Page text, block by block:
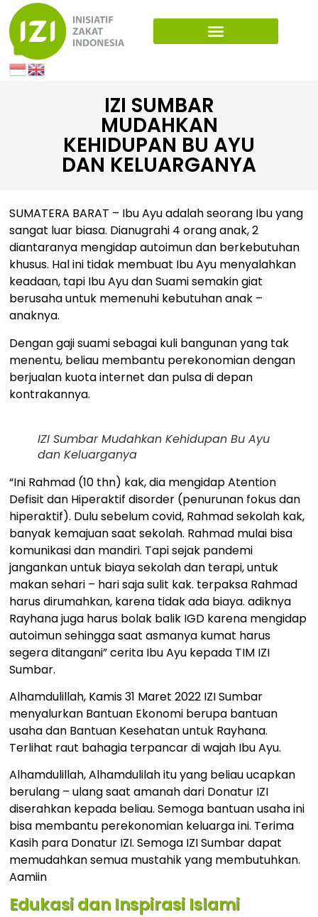
IZI SUMBAR
MUDAHKAN
KEHIDUPAN BU AYU
DAN KELUARGANYA
SUMATERA BARAT – Ibu Ayu adalah seorang Ibu yang
sangat luar biasa. Dianugrahi 4 orang anak, 2
diantaranya mengidap autoimun dan berkebutuhan
khusus. Hal ini tidak membuat Ibu Ayu menyalahkan
keadaan, tapi Ibu Ayu dan Suami semakin giat
berusaha untuk memenuhi kebutuhan anak –
anaknya.
Dengan gaji suami sebagai kuli bangunan yang tak
menentu, beliau membantu perekonomian dengan
berjualan kuota internet dan pulsa di depan
kontrakannya.
IZI Sumbar Mudahkan Kehidupan Bu Ayu
dan Keluarganya
“Ini Rahmad (10 thn) kak, dia mengidap Atention
Defisit dan Hiperaktif disorder (penurunan fokus dan
hiperaktif). Dulu sebelum covid, Rahmad sekolah kak,
banyak kemajuan saat sekolah. Rahmad mulai bisa
komunikasi dan mandiri. Tapi sejak pandemi
jangankan untuk biaya sekolah dan terapi, untuk
makan sehari – hari saja sulit kak. terpaksa Rahmad
harus dirumahkan, karena tidak ada biaya. adiknya
Rayhana juga harus bolak balik IGD karena mengidap
autoimun sehingga saat asmanya kumat harus
segera ditangani” cerita Ibu Ayu kepada TIM IZI
Sumbar.
Alhamdulillah, Kamis 31 Maret 2022 IZI Sumbar
menyalurkan Bantuan Ekonomi berupa bantuan
usaha dan Bantuan Kesehatan untuk Rayhana.
Terlihat raut bahagia terpancar di wajah Ibu Ayu.
Alhamdulillah, Alhamdulilah itu yang beliau ucapkan
berulang – ulang saat amanah dari Donatur IZI
diserahkan kepada beliau. Semoga bantuan usaha ini
bisa membantu perekonomian keluarga ini. Terima
Kasih para Donatur IZI. Semoga IZI Sumbar dapat
memudahkan semua mustahik yang membutuhkan.
Aamiin
Edukasi dan Inspirasi Islami